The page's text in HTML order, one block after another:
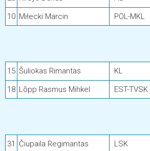
10 Miłecki Marcin POL-MKL
15 Šuliokas Rimantas KL
18 Lõpp Rasmus Mihkel EST-TVSK
31
Čiupaila Regimantas LSK